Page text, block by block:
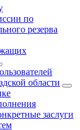
по
резерва
области
заслуги